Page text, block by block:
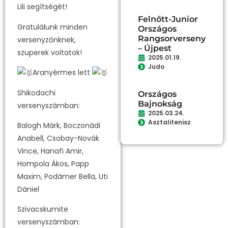
Lili segítségét!
Gratulálunk minden
versenyzőnknek,
szuperek voltatok!
Aranyérmes lett
Shikodachi
versenyszámban:
Balogh Márk, Boczonádi
Anabell, Csobay-Novák
Vince, Hanafi Amir,
Hompola Ákos, Papp
Maxim, Podámer Bella, Uti
Dániel
Szivacskumite
versenyszámban:
Felnőtt-Junior
Országos
Rangsorverseny
– Újpest
2025.01.19.
Judo
Országos
Bajnokság
2025.03.24.
Asztalitenisz